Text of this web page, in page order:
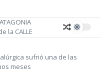
la CALLE
sufrió una de las
meses